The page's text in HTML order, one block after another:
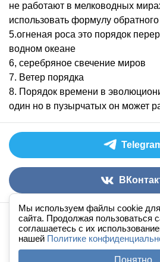
Мы используем файлы cookie
сайта. Продолжая пользоваться
соглашаетесь с их
нашей Политике
Понятно
не работают в мелководных
использовать формулу обратного
5.огненая роса это порядок
водном океане
6, серебряное свечение миров
7. Ветер порядка
8. Порядок времени в
один но в пузырчатых он может
Аудиокниги слушать онлайн
По всем вопросам:
Правила сайта ·